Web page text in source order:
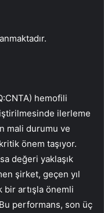
hemofili
ilerleme
mali durumu ve
önem taşıyor.
değeri yaklaşık
şirket, geçen yıl
bir artışla önemli
performans, son üç